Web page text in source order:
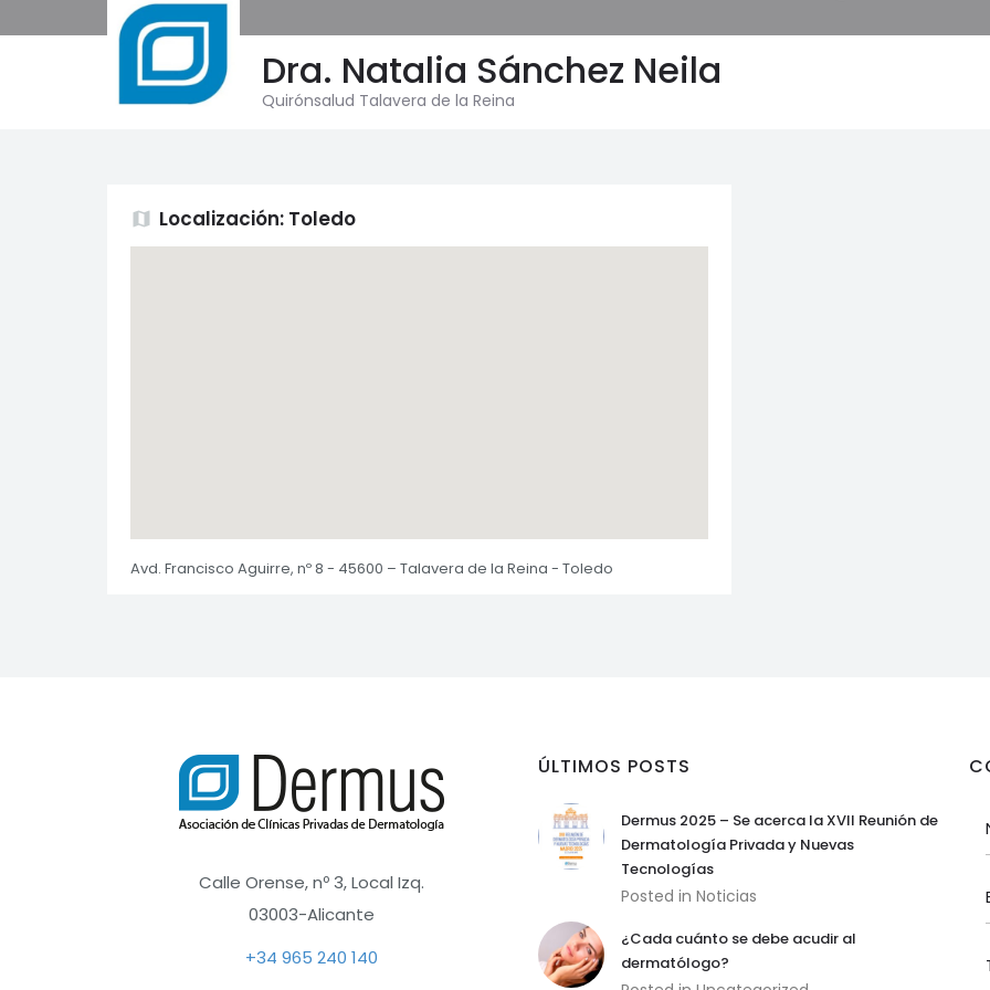
Dra. Natalia Sánchez Neila
Quirónsalud Talavera de la Reina
map Localización: Toledo
Avd. Francisco Aguirre, nº 8 - 45600 – Talavera de la Reina - Toledo
Calle Orense, nº 3, Local Izq.
03003-Alicante
+34 965 240 140
ÚLTIMOS POSTS
Dermus 2025 – Se acerca la XVII Reunión de
Dermatología Privada y Nuevas
Tecnologías
Posted in Noticias
¿Cada cuánto se debe acudir al
dermatólogo?